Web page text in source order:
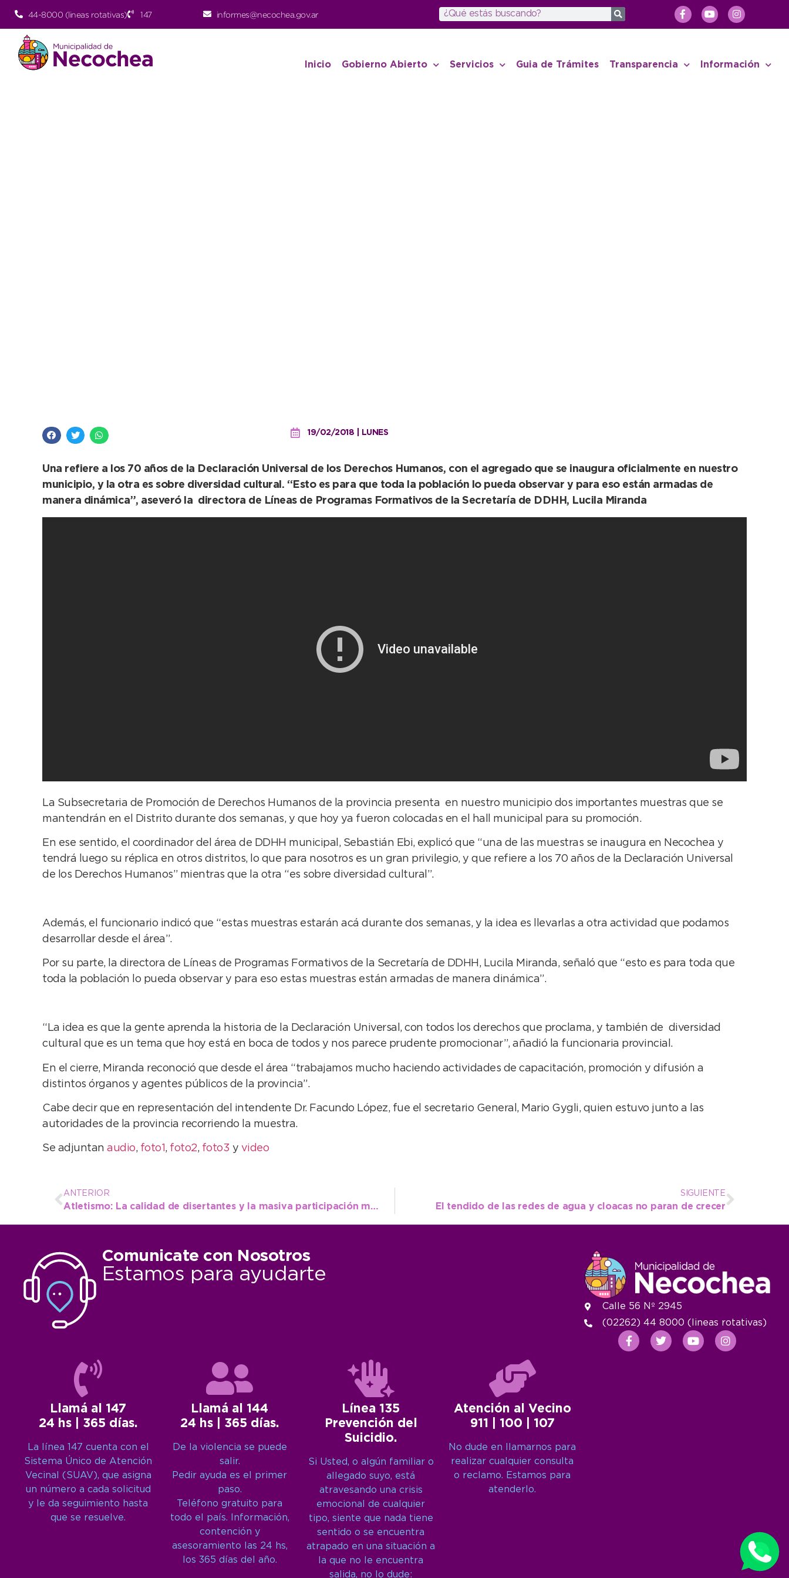
44-8000 (lineas rotativas) 147 informes@necochea.gov.ar
Inicio Gobierno Abierto Servicios Guia de Trámites Transparencia Información
19/02/2018 | LUNES
Una refiere a los 70 años de la Declaración Universal de los Derechos Humanos, con el agregado que se inaugura oficialmente en nuestro
municipio, y la otra es sobre diversidad cultural. “Esto es para que toda la población lo pueda observar y para eso están armadas de
manera dinámica”, aseveró la directora de Líneas de Programas Formativos de la Secretaría de DDHH, Lucila Miranda
La Subsecretaria de Promoción de Derechos Humanos de la provincia presenta en nuestro municipio dos importantes muestras que se
mantendrán en el Distrito durante dos semanas, y que hoy ya fueron colocadas en el hall municipal para su promoción.
En ese sentido, el coordinador del área de DDHH municipal, Sebastián Ebi, explicó que “una de las muestras se inaugura en Necochea y
tendrá luego su réplica en otros distritos, lo que para nosotros es un gran privilegio, y que refiere a los 70 años de la Declaración Universal
de los Derechos Humanos” mientras que la otra “es sobre diversidad cultural”.
Además, el funcionario indicó que “estas muestras estarán acá durante dos semanas, y la idea es llevarlas a otra actividad que podamos
desarrollar desde el área”.
Por su parte, la directora de Líneas de Programas Formativos de la Secretaría de DDHH, Lucila Miranda, señaló que “esto es para toda que
toda la población lo pueda observar y para eso estas muestras están armadas de manera dinámica”.
“La idea es que la gente aprenda la historia de la Declaración Universal, con todos los derechos que proclama, y también de diversidad
cultural que es un tema que hoy está en boca de todos y nos parece prudente promocionar”, añadió la funcionaria provincial.
En el cierre, Miranda reconoció que desde el área “trabajamos mucho haciendo actividades de capacitación, promoción y difusión a
distintos órganos y agentes públicos de la provincia”.
Cabe decir que en representación del intendente Dr. Facundo López, fue el secretario General, Mario Gygli, quien estuvo junto a las
autoridades de la provincia recorriendo la muestra.
Se adjuntan audio, foto1 , foto2, foto3 y video
ANTERIOR
Atletismo: La calidad de disertantes y la masiva participación marcaron el éxito del Campamento
SIGUIENTE
El tendido de las redes de agua y cloacas no paran de crecer
Comunicate con Nosotros
Estamos para ayudarte
Llamá al 147
24 hs | 365 días.
La línea 147 cuenta con el
Sistema Único de Atención
Vecinal (SUAV), que asigna
un número a cada solicitud
y le da seguimiento hasta
que se resuelve.
Llamá al 144
24 hs | 365 días.
De la violencia se puede
salir.
Pedir ayuda es el primer
paso.
Teléfono gratuito para
todo el país. Información,
contención y
asesoramiento las 24 hs,
los 365 días del año.
Línea 135
Prevención del
Suicidio.
Si Usted, o algún familiar o
allegado suyo, está
atravesando una crisis
emocional de cualquier
tipo, siente que nada tiene
sentido o se encuentra
atrapado en una situación a
la que no le encuentra
salida, no lo dude:
Atención al Vecino
911 | 100 | 107
No dude en llamarnos para
realizar cualquier consulta
o reclamo. Estamos para
atenderlo.
Calle 56 Nº 2945
(02262) 44 8000 (lineas rotativas)